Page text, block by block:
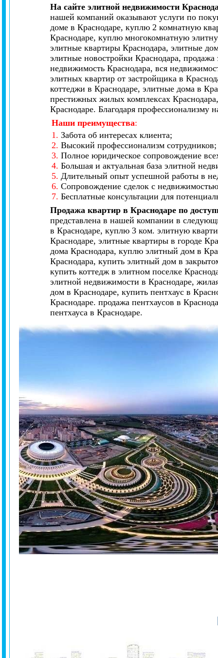
На сайте элитной недвижимости
нашей компаний оказывают услуги по
доме в Краснодаре, куплю 2 комнатную
Краснодаре, куплю многокомнатную
элитные квартиры Краснодара, элитные
элитные новостройки Краснодара,
недвижимость Краснодара, вся
элитных квартир от застройщика в
коттеджи в Краснодаре, элитные дома в
престижных жилых комплексах
Краснодаре. Благодаря
Наши преимущества:
1. Забота об интересах клиента;
2. Высокий профессионализм сотрудников;
3. Полное юридическое сопровождение
4. Большая и актуальная база элитной
5. Длительный опыт успешной работы в
6. Сопровождение сделок с
7. Бесплатные консультации для
Продажа квартир в Краснодаре по
представлена в нашей компании в
в Краснодаре, куплю 3 ком. элитную
Краснодаре, элитные квартиры в городе
дома Краснодара, куплю элитный дом в
Краснодара, купить элитный дом в
купить коттедж в элитном поселке
элитной недвижимости в Краснодаре,
дом в Краснодаре, купить пентхаус в
Краснодаре. продажа пентхаусов в
пентхауса в Краснодаре.